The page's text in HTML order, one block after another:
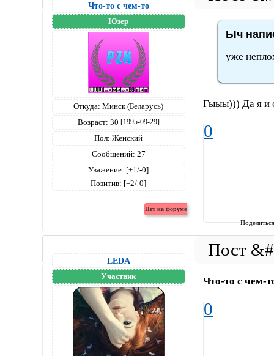
Что-то с чем-то
Юзер
Откуда: Минск (Беларусь)
Возраст: 30 [1995-09-29]
Пол: Женский
Сообщений: 27
Уважение: [+1/-0]
Позитив: [+2/-0]
Ыч
уже
Гыыы))) Да я и
0
LEDA
Участник Что-то с чем-
0